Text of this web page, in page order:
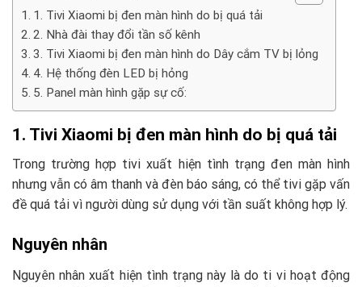
1. Tivi Xiaomi bị đen màn hình do bị quá tải
2. Nhà đài thay đổi tần số kênh
3. Tivi Xiaomi bị đen màn hình do Dây cắm TV bị lỏng
4. Hệ thống đèn LED bị hỏng
5. Panel màn hình gặp sự cố:
1. Tivi Xiaomi bị đen màn hình do bị quá tải
Trong trường hợp tivi xuất hiện tình trạng đen màn hình
nhưng vẫn có âm thanh và đèn báo sáng, có thể tivi gặp vấn
đề quá tải vì người dùng sử dụng với tần suất không hợp lý.
Nguyên nhân
Nguyên nhân xuất hiện tình trạng này là do ti vi hoạt động